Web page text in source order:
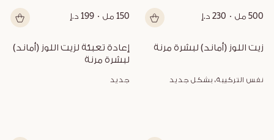
500 مل 230 د.إ 150 مل 199 د.إ
زيت اللوز (أماند) لبشرة مرنة
نفس التركيبة، بشكل جديد
لبشرة مرنة
جديد